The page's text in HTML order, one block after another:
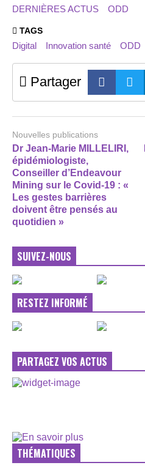
DERNIÈRES ACTUS ODD
TAGS
Digital Innovation santé ODD
Partager
Nouvelles publications
Dr Jean-Marie MILLELIRI,
épidémiologiste,
Conseiller d’Endeavour
Mining sur le Covid-19 : «
Les gestes barrières
doivent être pensés au
quotidien »
SUIVEZ-NOUS
RESTEZ INFORMÉ
PARTAGEZ VOS ACTUS
THÉMATIQUES